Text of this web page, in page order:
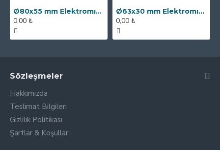
Ø80x55 mm Elektromıknatıs - 250 kg Çekim Gücü
0,00 ₺
Ø63x30 mm Elektromıknatıs - 100 kg Çekim Gücü
0,00 ₺
Sözleşmeler
Hakkımızda
Teslimat Bilgileri
Gizlilik Politikası
Şartlar & Koşullar